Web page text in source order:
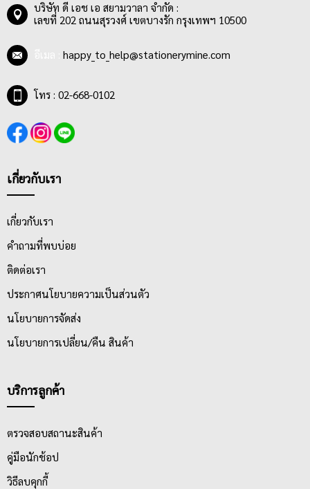
บริษัท ดี เอช เอ สยามวาลา จำกัด :
เลขที่ 202 ถนนสุรวงศ์ เขตบางรัก กรุงเทพฯ 10500
happy_to_help@stationerymine.com
โทร : 02-668-0102
เกี่ยวกับเรา
เกี่ยวกับเรา
คำถามที่พบบ่อย
ติดต่อเรา
ประกาศนโยบายความเป็นส่วนตัว
นโยบายการจัดส่ง
นโยบายการเปลี่ยน/คืน สินค้า
บริการลูกค้า
ตรวจสอบสถานะสินค้า
คู่มือนักช้อป
วิธีลบคุกกี้